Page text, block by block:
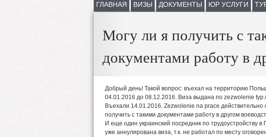
ГЛАВНАЯ ВИЗЫ ДОКУМЕНТЫ ЮР УСЛУГИ
Могу ли я получить с
документами работу в
Добрый день! Такой вопрос: въехал на территорию
04.01.2016 до 08.12.2016. Виза выдана по zezwolenie typ
Въехали 14.01.2016. Zezwolenie na prace
получить с такими документами работу в другом
И еще один украинский посредник по трудоустройству в
уже аннулирована виза, т.к. не работал по месту